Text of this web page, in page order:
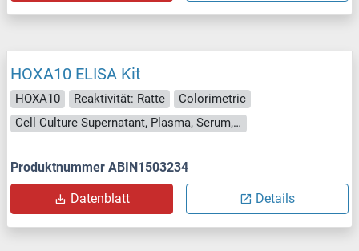
HOXA10 ELISA Kit
HOXA10 Reaktivität: Ratte
Colorimetric
Cell Culture Supernatant, Plasma, Serum, Tissue Homogenate
Produktnummer ABIN1503234
Datenblatt Details